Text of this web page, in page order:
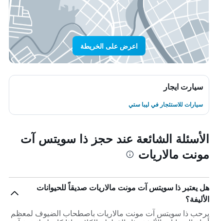
اعرض على الخريطة
سيارت ايجار
سيارات للاستئجار في ليبا ستي
الأسئلة الشائعة عند حجز ذا سويتس آت
مونت مالاريات
هل يعتبر ذا سويتس آت مونت مالاريات صديقاً للحيوانات
الأليفة؟
يرحب ذا سويتس آت مونت مالاريات باصطحاب الضيوف لمعظم